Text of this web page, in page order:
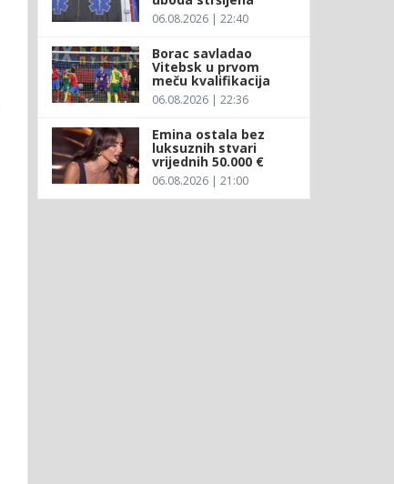
06.08.2026 | 22:40
Borac savladao
Vitebsk u prvom
meču kvalifikacija
06.08.2026 | 22:36
Emina ostala bez
luksuznih stvari
vrijednih 50.000 €
06.08.2026 | 21:00